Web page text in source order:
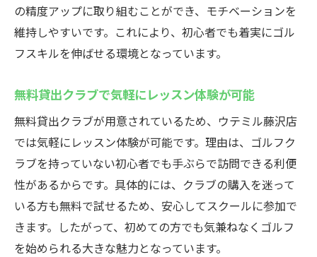
の精度アップに取り組むことができ、モチベーションを
維持しやすいです。これにより、初心者でも着実にゴル
フスキルを伸ばせる環境となっています。
無料貸出クラブで気軽にレッスン体験が可能
無料貸出クラブが用意されているため、ウテミル藤沢店
では気軽にレッスン体験が可能です。理由は、ゴルフク
ラブを持っていない初心者でも手ぶらで訪問できる利便
性があるからです。具体的には、クラブの購入を迷って
いる方も無料で試せるため、安心してスクールに参加で
きます。したがって、初めての方でも気兼ねなくゴルフ
を始められる大きな魅力となっています。